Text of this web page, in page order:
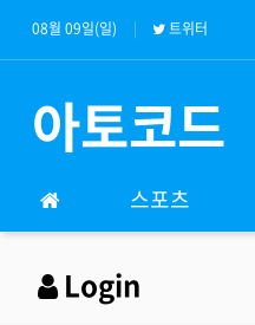
08월 09일(일) 트위터
아토코드
스포츠
Login